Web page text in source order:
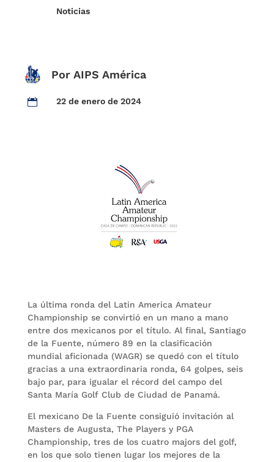
Noticias
Por AIPS América
 22 de enero de 2024
La última ronda del Latin America Amateur
Championship se convirtió en un mano a mano
entre dos mexicanos por el título. Al final, Santiago
de la Fuente, número 89 en la clasificación
mundial aficionada (WAGR) se quedó con el título
gracias a una extraordinaria ronda, 64 golpes, seis
bajo par, para igualar el récord del campo del
Santa María Golf Club de Ciudad de Panamá.
El mexicano De la Fuente consiguió invitación al
Masters de Augusta, The Players y PGA
Championship, tres de los cuatro majors del golf,
en los que solo tienen lugar los mejores de la